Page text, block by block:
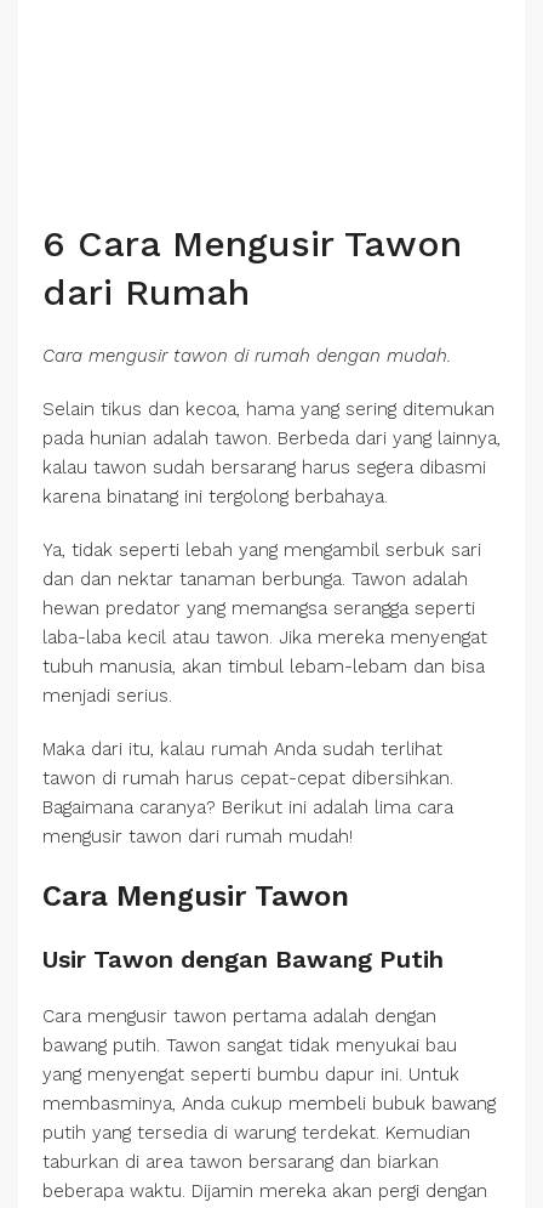
6 Cara Mengusir Tawon
dari Rumah
Cara mengusir tawon di rumah dengan mudah.
Selain tikus dan kecoa, hama yang sering ditemukan
pada hunian adalah tawon. Berbeda dari yang lainnya,
kalau tawon sudah bersarang harus segera dibasmi
karena binatang ini tergolong berbahaya.
Ya, tidak seperti lebah yang mengambil serbuk sari
dan dan nektar tanaman berbunga. Tawon adalah
hewan predator yang memangsa serangga seperti
laba-laba kecil atau tawon. Jika mereka menyengat
tubuh manusia, akan timbul lebam-lebam dan bisa
menjadi serius.
Maka dari itu, kalau rumah Anda sudah terlihat
tawon di rumah harus cepat-cepat dibersihkan.
Bagaimana caranya? Berikut ini adalah lima cara
mengusir tawon dari rumah mudah!
Cara Mengusir Tawon
Usir Tawon dengan Bawang Putih
Cara mengusir tawon pertama adalah dengan
bawang putih. Tawon sangat tidak menyukai bau
yang menyengat seperti bumbu dapur ini. Untuk
membasminya, Anda cukup membeli bubuk bawang
putih yang tersedia di warung terdekat. Kemudian
taburkan di area tawon bersarang dan biarkan
beberapa waktu. Dijamin mereka akan pergi dengan